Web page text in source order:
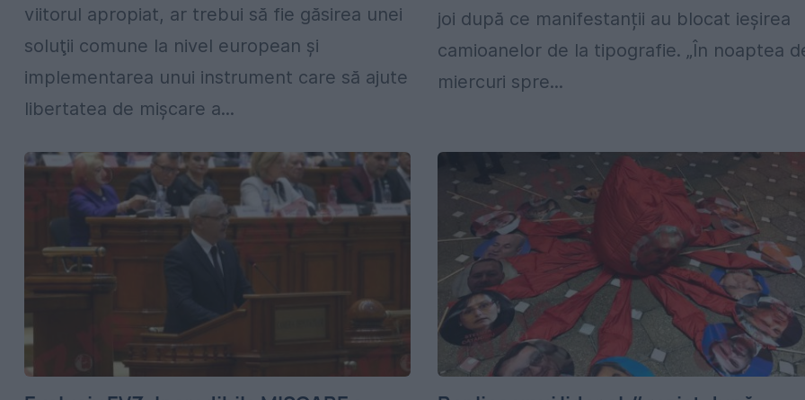
viitorul apropiat, ar trebui să fie găsirea unei
soluţii comune la nivel european şi
implementarea unui instrument care să ajute
libertatea de mișcare a...
joi după ce manifestanții au blocat ieșirea
camioanelor de la tipografie. „În noaptea
miercuri spre...